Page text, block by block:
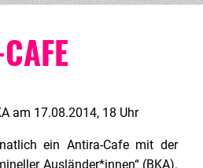
am 17.08.2014, 18 Uhr
ein Antira-Cafe mit der
Ausländer*innen“ (BKA).